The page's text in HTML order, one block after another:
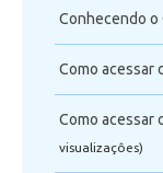
Office 365
Conhecendo
Como acessar
Como acessar
visualizaçôes)